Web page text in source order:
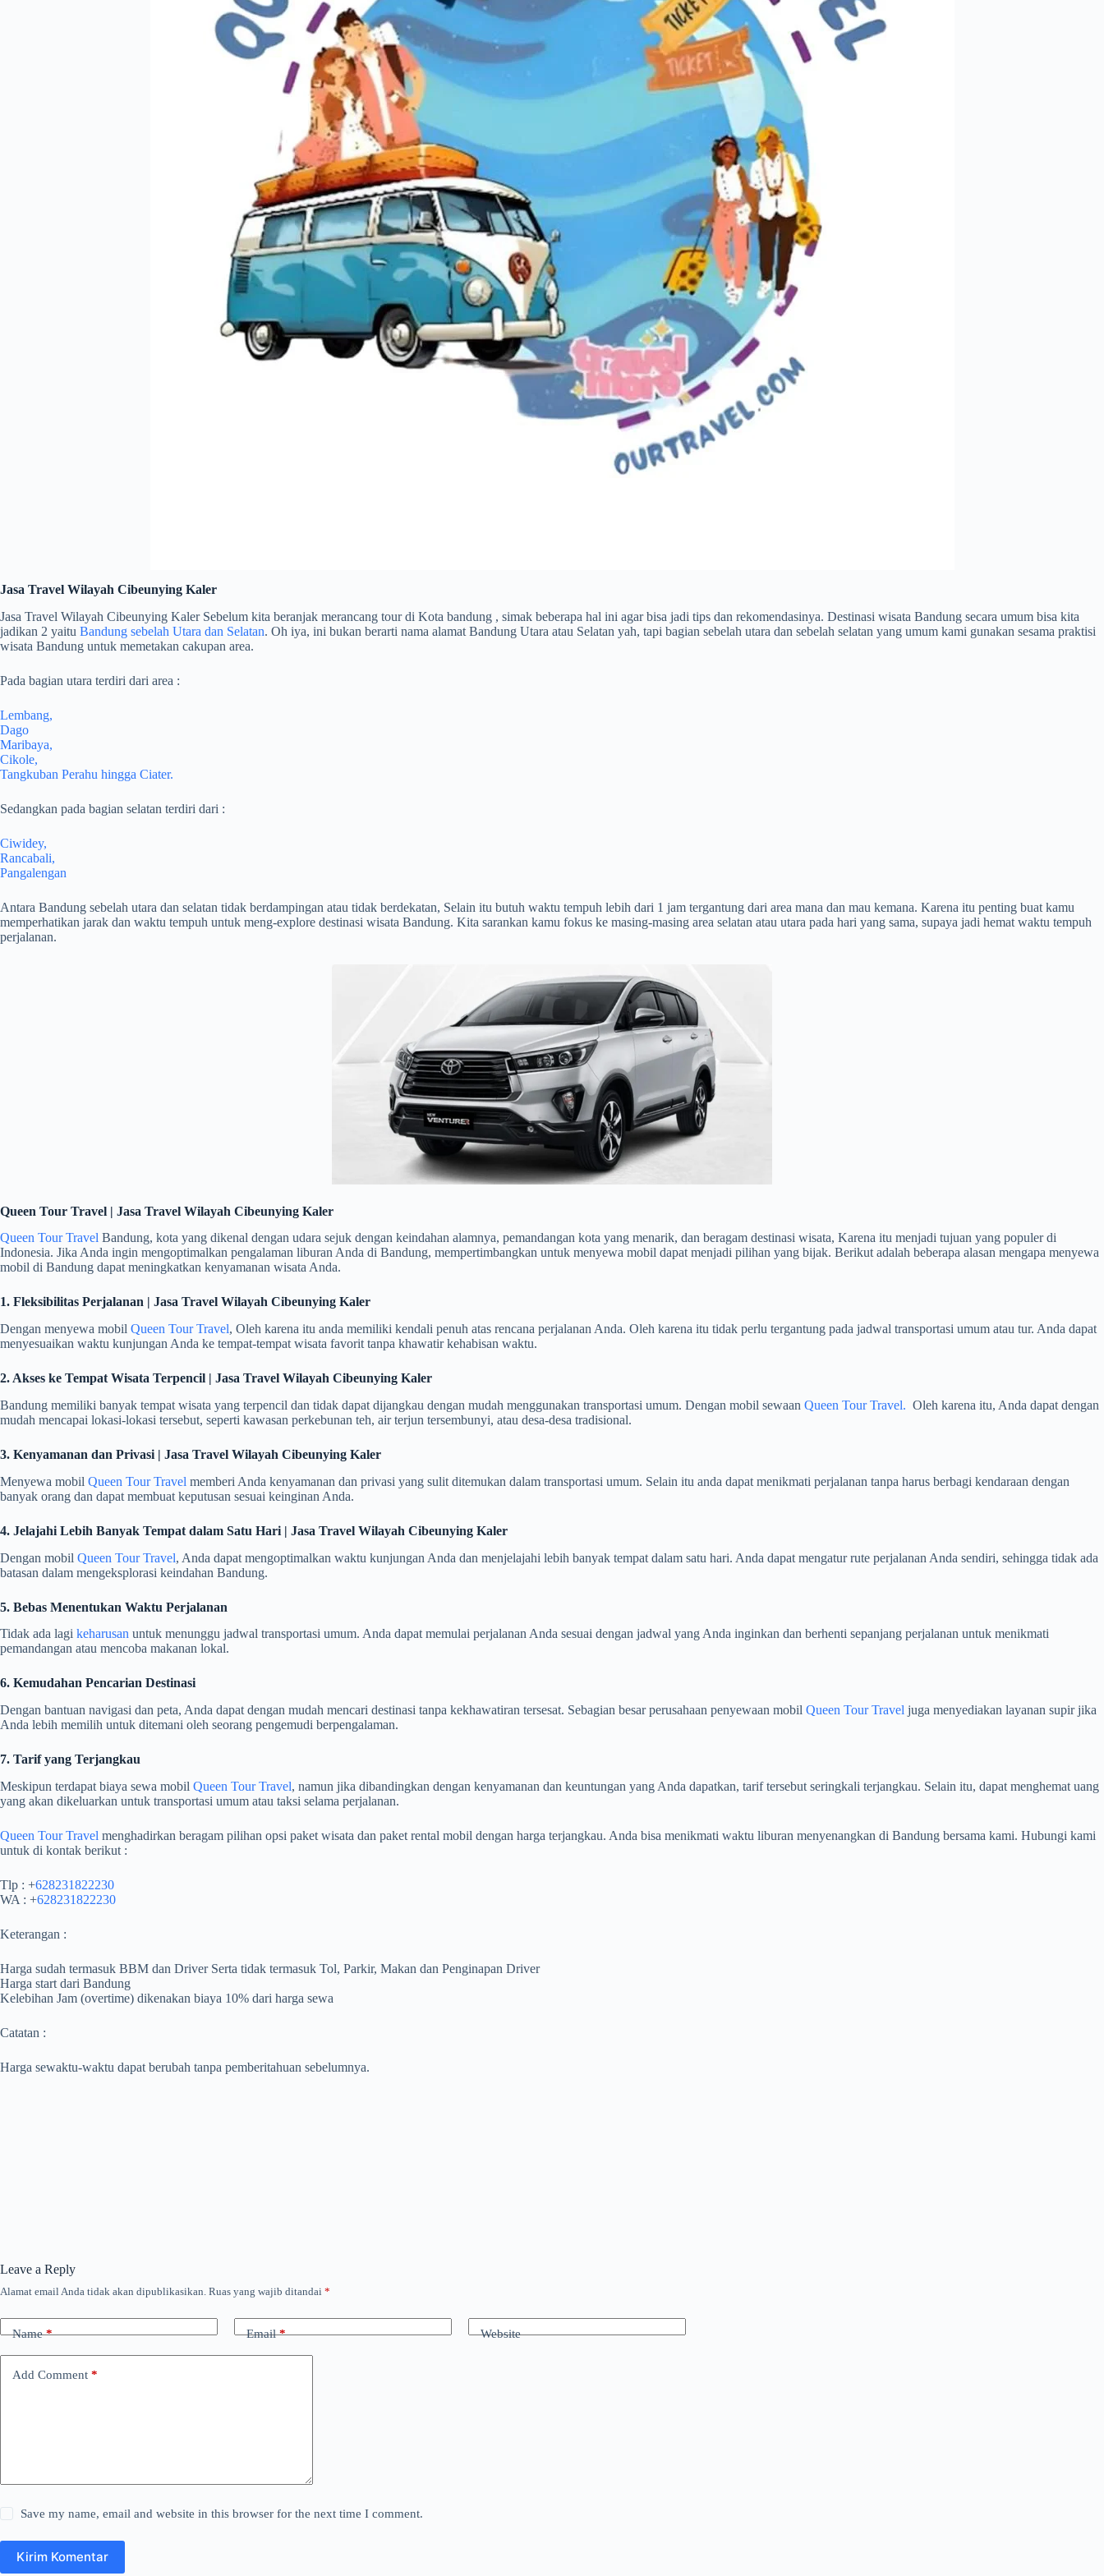
Jasa Travel Wilayah Cibeunying Kaler
Jasa Travel Wilayah Cibeunying Kaler Sebelum kita beranjak merancang tour di Kota bandung , simak beberapa hal ini agar bisa jadi tips dan rekomendasinya. Destinasi wisata Bandung secara umum bisa kita
jadikan 2 yaitu Bandung sebelah Utara dan Selatan. Oh iya, ini bukan berarti nama alamat Bandung Utara atau Selatan yah, tapi bagian sebelah utara dan sebelah selatan yang umum kami gunakan sesama praktisi
wisata Bandung untuk memetakan cakupan area.
Pada bagian utara terdiri dari area :
Lembang,
Dago
Maribaya,
Cikole,
Tangkuban Perahu hingga Ciater.
Sedangkan pada bagian selatan terdiri dari :
Ciwidey,
Rancabali,
Pangalengan
Antara Bandung sebelah utara dan selatan tidak berdampingan atau tidak berdekatan, Selain itu butuh waktu tempuh lebih dari 1 jam tergantung dari area mana dan mau kemana. Karena itu penting buat kamu
memperhatikan jarak dan waktu tempuh untuk meng-explore destinasi wisata Bandung. Kita sarankan kamu fokus ke masing-masing area selatan atau utara pada hari yang sama, supaya jadi hemat waktu tempuh
perjalanan.
Queen Tour Travel | Jasa Travel Wilayah Cibeunying Kaler
Queen Tour Travel Bandung, kota yang dikenal dengan udara sejuk dengan keindahan alamnya, pemandangan kota yang menarik, dan beragam destinasi wisata, Karena itu menjadi tujuan yang populer di
Indonesia. Jika Anda ingin mengoptimalkan pengalaman liburan Anda di Bandung, mempertimbangkan untuk menyewa mobil dapat menjadi pilihan yang bijak. Berikut adalah beberapa alasan mengapa menyewa
mobil di Bandung dapat meningkatkan kenyamanan wisata Anda.
1. Fleksibilitas Perjalanan | Jasa Travel Wilayah Cibeunying Kaler
Dengan menyewa mobil Queen Tour Travel, Oleh karena itu anda memiliki kendali penuh atas rencana perjalanan Anda. Oleh karena itu tidak perlu tergantung pada jadwal transportasi umum atau tur. Anda dapat
menyesuaikan waktu kunjungan Anda ke tempat-tempat wisata favorit tanpa khawatir kehabisan waktu.
2. Akses ke Tempat Wisata Terpencil | Jasa Travel Wilayah Cibeunying Kaler
Bandung memiliki banyak tempat wisata yang terpencil dan tidak dapat dijangkau dengan mudah menggunakan transportasi umum. Dengan mobil sewaan Queen Tour Travel. Oleh karena itu, Anda dapat dengan
mudah mencapai lokasi-lokasi tersebut, seperti kawasan perkebunan teh, air terjun tersembunyi, atau desa-desa tradisional.
3. Kenyamanan dan Privasi | Jasa Travel Wilayah Cibeunying Kaler
Menyewa mobil Queen Tour Travel memberi Anda kenyamanan dan privasi yang sulit ditemukan dalam transportasi umum. Selain itu anda dapat menikmati perjalanan tanpa harus berbagi kendaraan dengan
banyak orang dan dapat membuat keputusan sesuai keinginan Anda.
4. Jelajahi Lebih Banyak Tempat dalam Satu Hari | Jasa Travel Wilayah Cibeunying Kaler
Dengan mobil Queen Tour Travel, Anda dapat mengoptimalkan waktu kunjungan Anda dan menjelajahi lebih banyak tempat dalam satu hari. Anda dapat mengatur rute perjalanan Anda sendiri, sehingga tidak ada
batasan dalam mengeksplorasi keindahan Bandung.
5. Bebas Menentukan Waktu Perjalanan
Tidak ada lagi keharusan untuk menunggu jadwal transportasi umum. Anda dapat memulai perjalanan Anda sesuai dengan jadwal yang Anda inginkan dan berhenti sepanjang perjalanan untuk menikmati
pemandangan atau mencoba makanan lokal.
6. Kemudahan Pencarian Destinasi
Dengan bantuan navigasi dan peta, Anda dapat dengan mudah mencari destinasi tanpa kekhawatiran tersesat. Sebagian besar perusahaan penyewaan mobil Queen Tour Travel juga menyediakan layanan supir jika
Anda lebih memilih untuk ditemani oleh seorang pengemudi berpengalaman.
7. Tarif yang Terjangkau
Meskipun terdapat biaya sewa mobil Queen Tour Travel, namun jika dibandingkan dengan kenyamanan dan keuntungan yang Anda dapatkan, tarif tersebut seringkali terjangkau. Selain itu, dapat menghemat uang
yang akan dikeluarkan untuk transportasi umum atau taksi selama perjalanan.
Queen Tour Travel menghadirkan beragam pilihan opsi paket wisata dan paket rental mobil dengan harga terjangkau. Anda bisa menikmati waktu liburan menyenangkan di Bandung bersama kami. Hubungi kami
untuk di kontak berikut :
Tlp : +628231822230
WA : +628231822230
Keterangan :
Harga sudah termasuk BBM dan Driver Serta tidak termasuk Tol, Parkir, Makan dan Penginapan Driver
Harga start dari Bandung
Kelebihan Jam (overtime) dikenakan biaya 10% dari harga sewa
Catatan :
Harga sewaktu-waktu dapat berubah tanpa pemberitahuan sebelumnya.
Leave a Reply
Alamat email Anda tidak akan dipublikasikan. Ruas yang wajib ditandai *
Name* Email* Website
Add Comment *
Save my name, email and website in this browser for the next time I comment.
Kirim Komentar